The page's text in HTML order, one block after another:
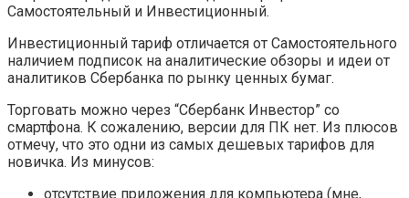
Самостоятельный и Инвестиционный.
Инвестиционный тариф отличается от Самостоятельного
наличием подписок на аналитические обзоры и идеи от
аналитиков Сбербанка по рынку ценных бумаг.
Торговать можно через “Сбербанк Инвестор” со
смартфона. К сожалению, версии для ПК нет. Из плюсов
отмечу, что это одни из самых дешевых тарифов для
новичка. Из минусов:
отсутствие приложения для компьютера (мне,